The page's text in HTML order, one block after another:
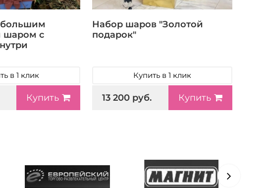
большим
шаром с
в 1 клик
Купить
Набор шаров "Золотой
подарок"
Купить в 1 клик
13 200 руб. Купить